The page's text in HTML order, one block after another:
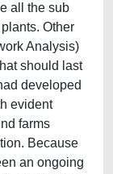
all the sub
Other
Analysis)
should last
developed
evident
farms
Because
an ongoing